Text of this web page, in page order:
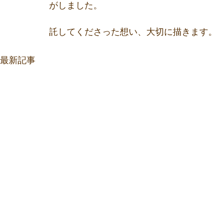
がしました。
託してくださった想い、大切に描きます。
最新記事